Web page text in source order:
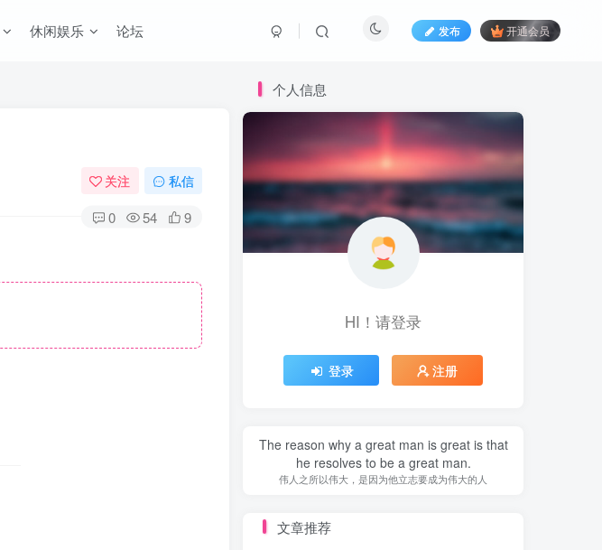
休闲娱乐 论坛 发布 开通会员
关注 私信
0 54 9
个人信息
HI！请登录
登录 注册
The reason why a great man is great is that
he resolves to be a great man.
伟人之所以伟大，是因为他立志要成为伟大的人
文章推荐